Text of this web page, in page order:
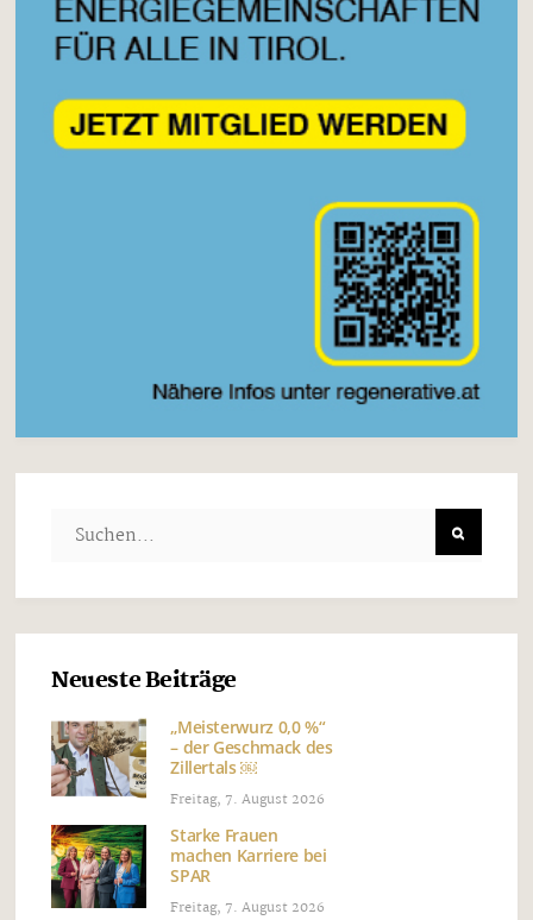
Neueste Beiträge
„Meisterwurz 0,0 %“
– der Geschmack des
Zillertals ￼
Freitag, 7. August 2026
Starke Frauen
machen Karriere bei
SPAR
Freitag, 7. August 2026